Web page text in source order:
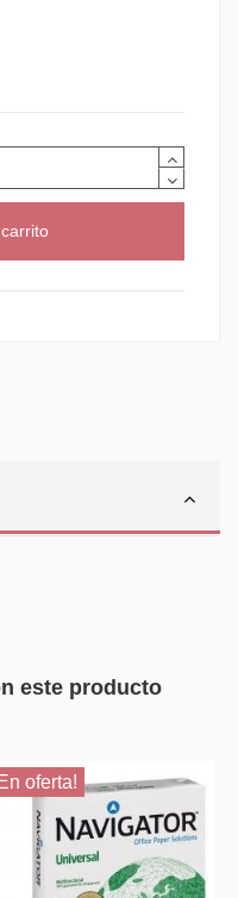
este producto
oferta!